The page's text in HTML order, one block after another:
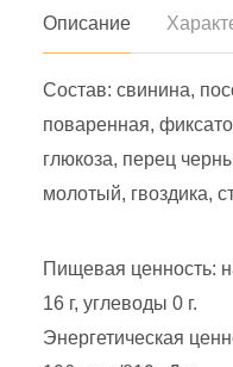
Описание
Состав: свинина,
поваренная,
глюкоза, перец
молотый, гвоздика,
Пищевая ценность:
16 г, углеводы 0 г.
Энергетическая